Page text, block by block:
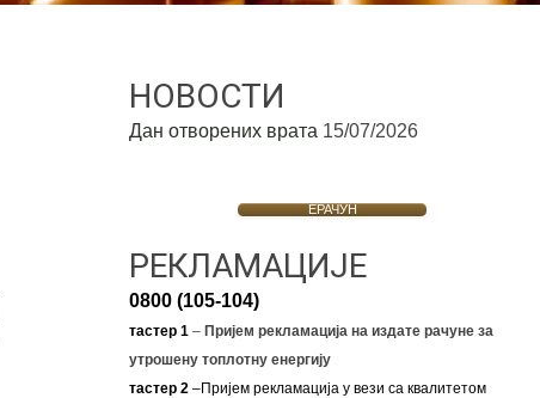
НОВОСТИ
Дан отворених врата 15/07/2026
ЕРАЧУН
РЕКЛАМАЦИЈЕ
0800 (105-104)
тастер 1–Пријем рекламација на издате рачуне за
утрошену топлотну енергију
тастер 2–Пријем рекламација у вези са квалитетом